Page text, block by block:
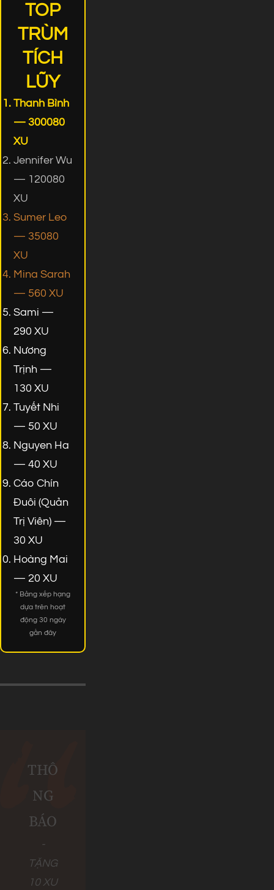
TOP
TRÙM
TÍCH
LŨY
Thanh Bình
— 300080
XU
Jennifer Wu
— 120080
XU
Sumer Leo
— 35080
XU
Mina Sarah
— 560 XU
Sami —
290 XU
Nương
Trịnh —
130 XU
Tuyết Nhi
— 50 XU
Nguyen Ha
— 40 XU
Cáo Chín
Đuôi (Quản
Trị Viên) —
30 XU
Hoàng Mai
— 20 XU
* Bảng xếp hạng
dựa trên hoạt
động 30 ngày
gần đây
THÔ
NG
BÁO
-
TẶNG
10 XU